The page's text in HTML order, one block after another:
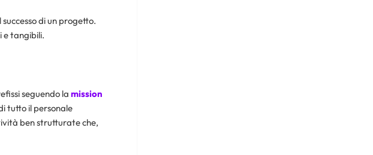
di un progetto.
e tangibili.
seguendo la mission
tutto il personale
ben strutturate che,